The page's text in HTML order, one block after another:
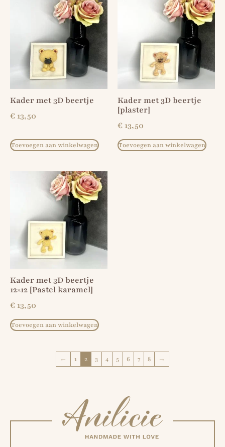
Kader met 3D beertje
€ 13,50
Toevoegen aan winkelwagen
Kader met 3D beertje
[plaster]
€ 13,50
Toevoegen aan winkelwagen
Kader met 3D beertje
12×12 [Pastel karamel]
€ 13,50
Toevoegen aan winkelwagen
← 1 2 3 4 5 6 7 8 →